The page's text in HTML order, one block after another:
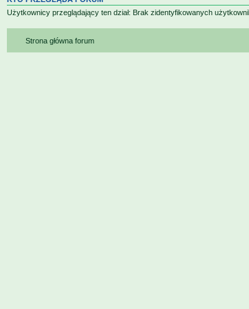
Użytkownicy przeglądający ten dział: Brak zidentyfikowanych
Strona główna forum